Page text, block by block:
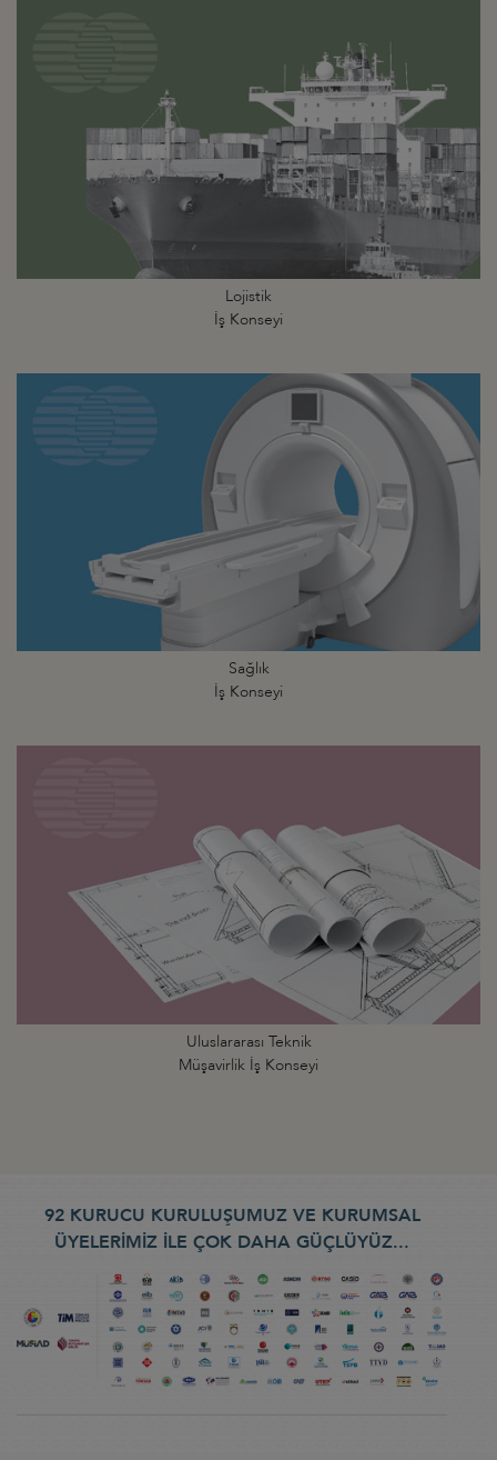
Lojistik
İş Konseyi
Sağlık
İş Konseyi
Uluslararası Teknik
Müşavirlik İş Konseyi
92 KURUCU KURULUŞUMUZ VE KURUMSAL
ÜYELERİMİZ İLE ÇOK DAHA GÜÇLÜYÜZ...